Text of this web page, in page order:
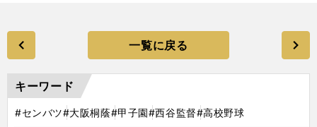
一覧に戻る
キーワード
#センバツ#大阪桐蔭#甲子園#西谷監督#高校野球